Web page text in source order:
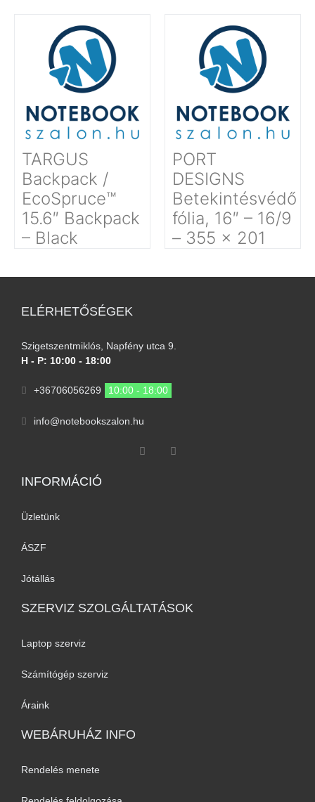
TARGUS
Backpack /
EcoSpruce™
15.6″ Backpack
– Black
PORT
DESIGNS
Betekintésvédő
fólia, 16″ – 16/9
– 355 x 201
ELÉRHETŐSÉGEK
Szigetszentmiklós, Napfény utca 9.
H - P: 10:00 - 18:00
+36706056269 10:00 - 18:00
info@notebookszalon.hu
INFORMÁCIÓ​
Üzletünk
ÁSZF
Jótállás
SZERVIZ SZOLGÁLTATÁSOK
Laptop szerviz
Számítógép szerviz
Áraink
WEBÁRUHÁZ INFO
Rendelés menete